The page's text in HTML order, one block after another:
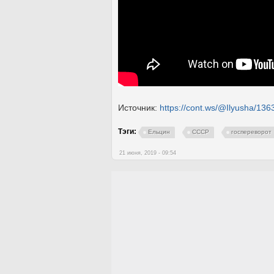
Источник: https://cont.ws/@Ilyusha/
Тэги: Ельцин СССР госпереворот
21 июня, 2019 - 09:54